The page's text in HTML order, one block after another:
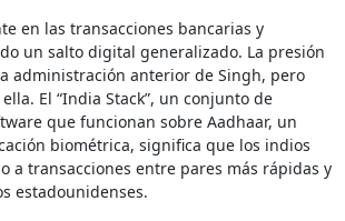
un salto digital generalizado. La presión
administración anterior de Singh, pero
El “India Stack”, un conjunto de
que funcionan sobre Aadhaar, un
biométrica, significa que los indios
a transacciones entre pares más rápidas y
estadounidenses.